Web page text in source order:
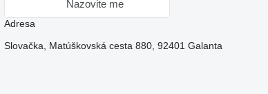
Nazovite me
Adresa
Slovačka, Matúškovská cesta 880, 92401 Galanta